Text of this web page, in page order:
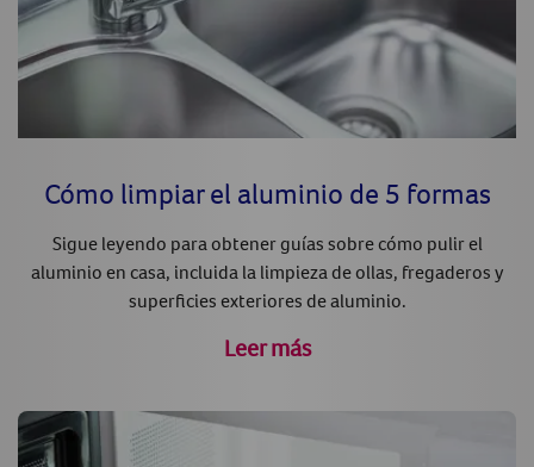
Cómo limpiar el aluminio de 5 formas
Sigue leyendo para obtener guías sobre cómo pulir el
aluminio en casa, incluida la limpieza de ollas, fregaderos y
superficies exteriores de aluminio.
Leer más